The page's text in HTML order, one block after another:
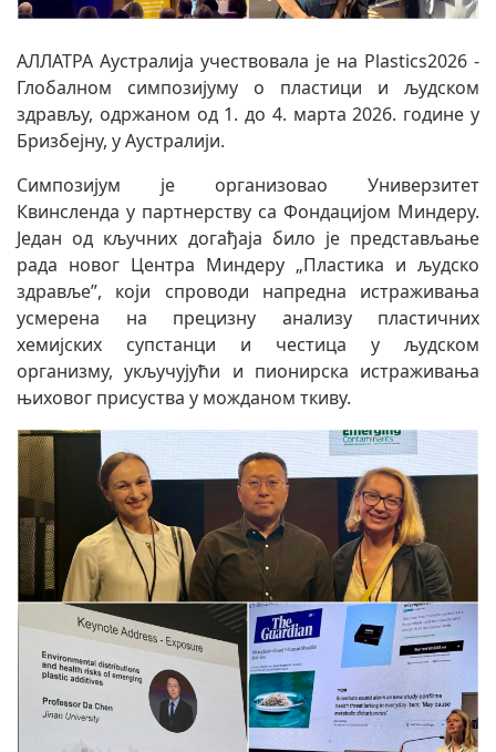
АЛЛАТРА Аустралија учествовала је на Plastics2026 -
Глобалном симпозијуму о пластици и људском
здрављу, одржаном од 1. до 4. марта 2026. године у
Бризбејну, у Аустралији.
Симпозијум је организовао Универзитет
Квинсленда у партнерству са Фондацијом Миндеру.
Један од кључних догађаја било је представљање
рада новог Центра Миндеру „Пластика и људско
здравље”, који спроводи напредна истраживања
усмерена на прецизну анализу пластичних
хемијских супстанци и честица у људском
организму, укључујући и пионирска истраживања
њиховог присуства у можданом ткиву.